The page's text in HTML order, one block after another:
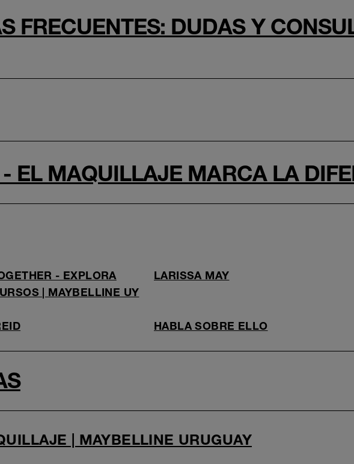
FRECUENTES: DUDAS Y
EL MAQUILLAJE MARCA LA
- EXPLORA
| MAYBELLINE UY
LARISSA MAY
HABLA SOBRE ELLO
| MAYBELLINE URUGUAY